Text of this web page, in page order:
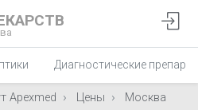
Диагностические
Apexmed Цены Москва